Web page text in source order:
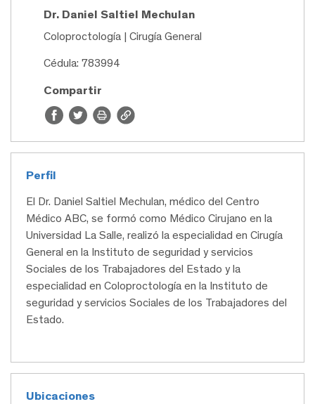
Dr. Daniel Saltiel Mechulan
Coloproctología | Cirugía General
Cédula: 783994
Compartir
Perfil
El Dr. Daniel Saltiel Mechulan, médico del Centro
Médico ABC, se formó como Médico Cirujano en la
Universidad La Salle, realizó la especialidad en Cirugía
General en la Instituto de seguridad y servicios
Sociales de los Trabajadores del Estado y la
especialidad en Coloproctología en la Instituto de
seguridad y servicios Sociales de los Trabajadores del
Estado.
Ubicaciones